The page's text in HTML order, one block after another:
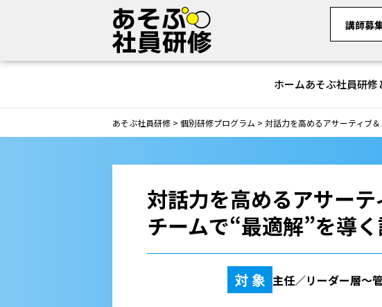
講師募
ホームあそぶ社員研修
あそぶ社員研修 > 個別研修プログラム > 対話力を高めるアサーティブ
対話力を高めるアサーテ
チームで“最適解”を導
対 象 主任／リーダー層〜